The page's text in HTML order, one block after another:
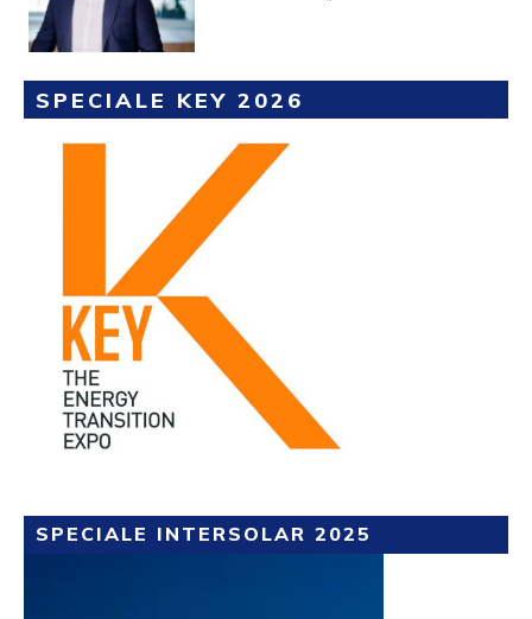
SPECIALE KEY 2026
SPECIALE INTERSOLAR 2025